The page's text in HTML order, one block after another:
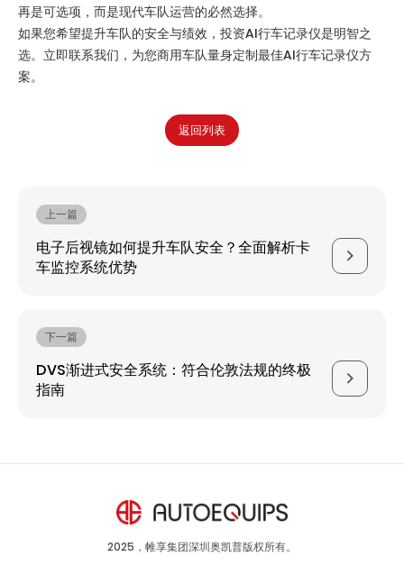
再是可选项，而是现代车队运营的必然选择。
如果您希望提升车队的安全与绩效，投资AI行车记录仪是明智之
选。立即联系我们，为您商用车队量身定制最佳AI行车记录仪方
案。
返回列表
上一篇
电子后视镜如何提升车队安全？全面解析卡
车监控系统优势
下一篇
DVS渐进式安全系统：符合伦敦法规的终极
指南
2025，帷享集团深圳奥凯普版权所有。